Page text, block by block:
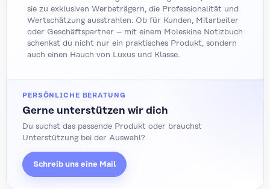
sie zu exklusiven Werbeträgern, die Professionalität und
Wertschätzung ausstrahlen. Ob für Kunden, Mitarbeiter
oder Geschäftspartner – mit einem Moleskine Notizbuch
schenkst du nicht nur ein praktisches Produkt, sondern
auch einen Hauch von Luxus und Klasse.
PERSÖNLICHE BERATUNG
Gerne unterstützen wir dich
Du suchst das passende Produkt oder brauchst
Unterstützung bei der Auswahl?
Schreib uns eine Mail